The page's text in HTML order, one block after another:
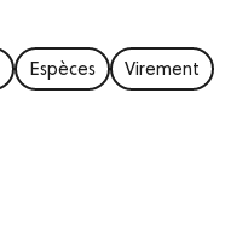
Espèces
Virement